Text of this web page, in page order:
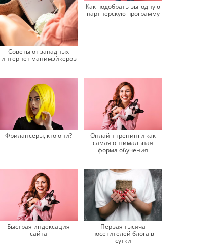
Советы от западных
интернет манимэйкеров
Как подобрать выгодную
партнерскую программу
Фрилансеры, кто они?
Онлайн тренинги как
самая оптимальная
форма обучения
Быстрая индексация
сайта
Первая тысяча
посетителей блога в
сутки